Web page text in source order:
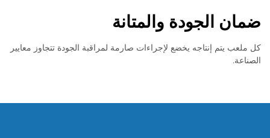
ضمان الجودة والمتانة
كل ملعب يتم إنتاجه يخضع لإجراءات صارمة لمراقبة الجودة تتجاوز معايير
الصناعة.